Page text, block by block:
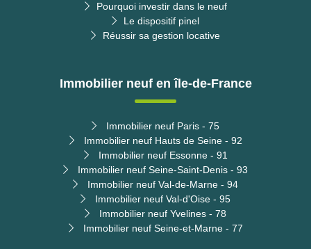
Pourquoi investir dans le neuf
Le dispositif pinel
Réussir sa gestion locative
Immobilier neuf en île-de-France
Immobilier neuf Paris - 75
Immobilier neuf Hauts de Seine - 92
Immobilier neuf Essonne - 91
Immobilier neuf Seine-Saint-Denis - 93
Immobilier neuf Val-de-Marne - 94
Immobilier neuf Val-d'Oise - 95
Immobilier neuf Yvelines - 78
Immobilier neuf Seine-et-Marne - 77